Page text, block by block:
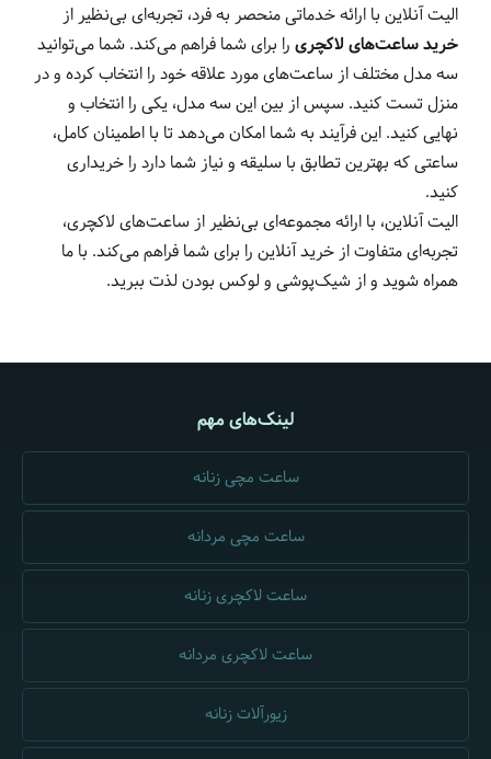
الیت آنلاین با ارائه خدماتی منحصر به فرد، تجربه‌ای بی‌نظیر از
خرید ساعت‌های لاکچری را برای شما فراهم می‌کند. شما می‌توانید
سه مدل مختلف از ساعت‌های مورد علاقه خود را انتخاب کرده و در
منزل تست کنید. سپس از بین این سه مدل، یکی را انتخاب و
نهایی کنید. این فرآیند به شما امکان می‌دهد تا با اطمینان کامل،
ساعتی که بهترین تطابق با سلیقه و نیاز شما دارد را خریداری
کنید.
الیت آنلاین، با ارائه مجموعه‌ای بی‌نظیر از ساعت‌های لاکچری،
تجربه‌ای متفاوت از خرید آنلاین را برای شما فراهم می‌کند. با ما
همراه شوید و از شیک‌پوشی و لوکس بودن لذت ببرید.
لینک‌های مهم
ساعت مچی زنانه
ساعت مچی مردانه
ساعت لاکچری زنانه
ساعت لاکچری مردانه
زیورآلات زنانه